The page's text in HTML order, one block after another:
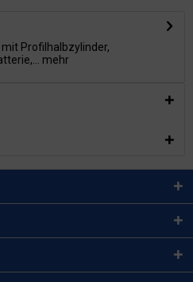
Profilhalbzylinder,
mehr